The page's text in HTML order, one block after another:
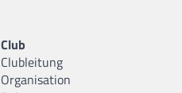
Club
Clubleitung
Organisation